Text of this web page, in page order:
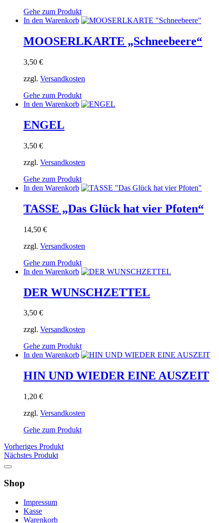
Gehe zum Produkt
In den Warenkorb
MOOSERLKARTE „Schneebeere“
3,50 €
zzgl. Versandkosten
Gehe zum Produkt
In den Warenkorb
ENGEL
3,50 €
zzgl. Versandkosten
Gehe zum Produkt
In den Warenkorb
TASSE „Das Glück hat vier Pfoten“
14,50 €
zzgl. Versandkosten
Gehe zum Produkt
In den Warenkorb
DER WUNSCHZETTEL
3,50 €
zzgl. Versandkosten
Gehe zum Produkt
In den Warenkorb
HIN UND WIEDER EINE AUSZEIT
1,20 €
zzgl. Versandkosten
Gehe zum Produkt
Vorheriges Produkt
Nächstes Produkt
Shop
Impressum
Kasse
Warenkorb